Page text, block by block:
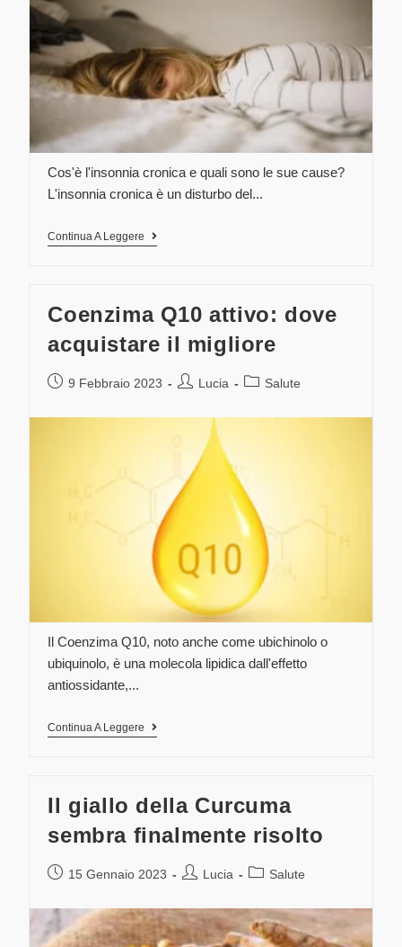
Cos'è l'insonnia cronica e quali sono le sue cause?
L'insonnia cronica è un disturbo del...
Continua A Leggere
Coenzima Q10 attivo: dove
acquistare il migliore
9 Febbraio 2023 Lucia Salute
Il Coenzima Q10, noto anche come ubichinolo o
ubiquinolo, è una molecola lipidica dall'effetto
antiossidante,...
Continua A Leggere
Il giallo della Curcuma
sembra finalmente risolto
15 Gennaio 2023 Lucia Salute